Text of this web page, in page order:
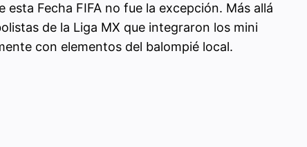
Fecha FIFA no fue la excepción. Más allá
de la Liga MX que integraron los mini
con elementos del balompié local.